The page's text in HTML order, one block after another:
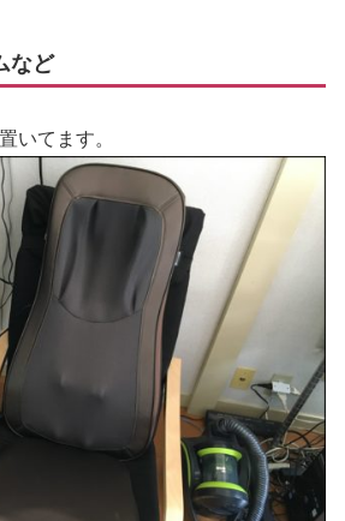
など
いてます。